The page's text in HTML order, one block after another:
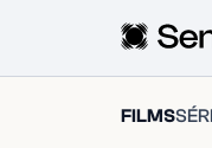
FILMS